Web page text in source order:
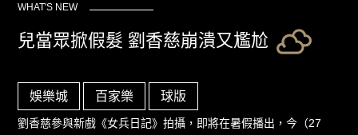
WHAT'S NEW
兒當眾掀假髮 劉香慈崩潰又尷尬
娛樂城 百家樂 球版
劉香慈參與新戲《女兵日記》拍攝，即將在暑假播出，今（27